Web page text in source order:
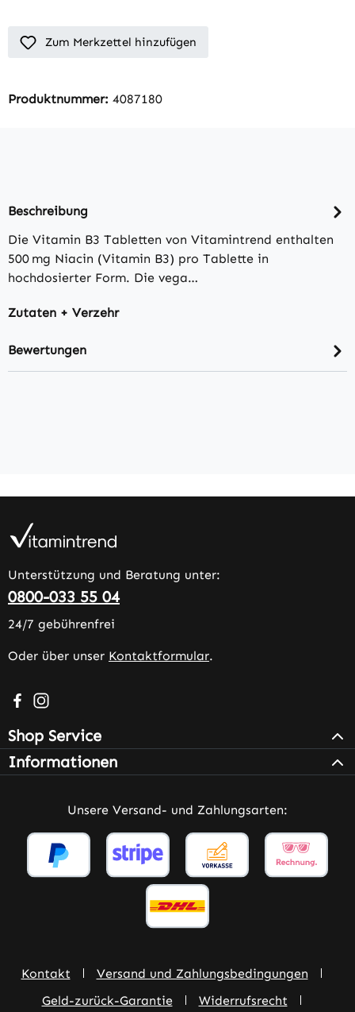
Zum Merkzettel hinzufügen
Produktnummer: 4087180
Beschreibung
Die Vitamin B3 Tabletten von Vitamintrend enthalten
500 mg Niacin (Vitamin B3) pro Tablette in
hochdosierter Form. Die vega…
Zutaten + Verzehr
Bewertungen
Unterstützung und Beratung unter:
0800-033 55 04
24/7 gebührenfrei
Oder über unser Kontaktformular.
Besuche uns auf Facebook – öffnet in neuem Tab
Schau auf Instagram vorbei – öffnet in neuem Tab
Shop Service
Informationen
Unsere Versand- und Zahlungsarten:
Kontakt
Versand und Zahlungsbedingungen
Geld-zurück-Garantie
Widerrufsrecht